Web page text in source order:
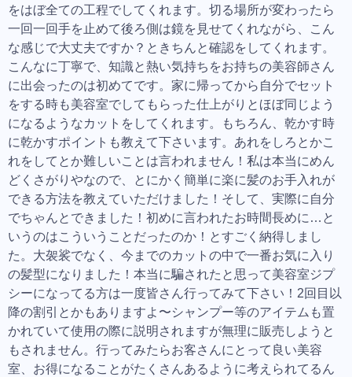
をはぼ全ての工程でしてくれます。切る場所が変わったら
一回一回手を止めて後ろ側は鏡を見せてくれながら、こん
な感じで大丈夫ですか？ときちんと確認をしてくれます。
こんなに丁寧で、知識と熱い気持ちをお持ちの美容師さん
に出会ったのは初めてです。家に帰ってから自分でセット
をする時も美容室でしてもらった仕上がりとほぼ同じよう
になるようなカットをしてくれます。もちろん、乾かす時
に乾かすポイントも教えて下さいます。あれをしろとかこ
れをしてとか難しいことは言われません！私は本当にめん
どくさがりやなので、とにかく簡単に楽に髪のお手入れが
できる方法を教えていただけました！そして、実際に自分
でちゃんとできました！初めに言われたお時間長めに…と
いうのはこういうことだったのか！とすごく納得しまし
た。大袈裟でなく、今までのカットの中で一番お気に入り
の髪型になりました！本当に騙されたと思って美容室ジプ
シーになってる方は一度皆さん行ってみて下さい！2回目以
降の割引とかもありますよ〜シャンプー等のアイテムも置
かれていて使用の際に説明されますが無理に販売しようと
もされません。行ってみたらお客さんにとって良い美容
室、お得になることがたくさんあるように考えられてるん